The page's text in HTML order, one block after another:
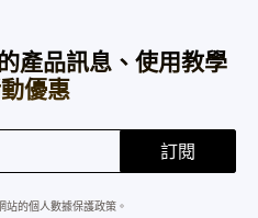
產品訊息、使用教學
優惠
訂閱
站的個人數據保護政策。